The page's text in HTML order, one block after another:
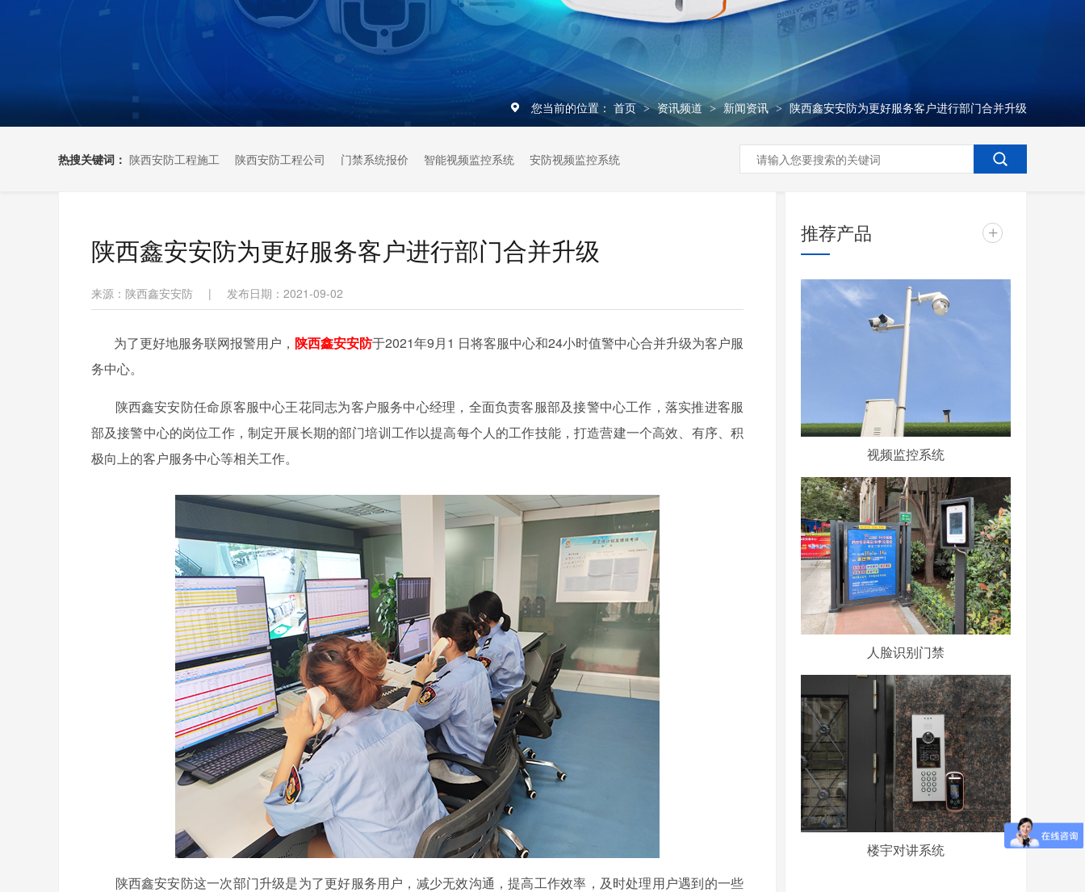
您当前的位置： 首页 > 资讯频道 > 新闻资讯 > 陕西鑫安安防为更好服务客户进行部门合并升级
热搜关键词： 陕西安防工程施工 陕西安防工程公司 门禁系统报价 智能视频监控系统 安防视频监控系统
陕西鑫安安防为更好服务客户进行部门合并升级
来源：陕西鑫安安防 | 发布日期：2021-09-02
为了更好地服务联网报警用户， 陕西鑫安安防于2021年9月1 日将客服中心和24小时值警中心合并升级为客户服
务中心。
陕西鑫安安防任命原客服中心王花同志为客户服务中心经理，全面负责客服部及接警中心工作，落实推进客服
部及接警中心的岗位工作，制定开展长期的部门培训工作以提高每个人的工作技能，打造营建一个高效、有序、积
极向上的客户服务中心等相关工作。
陕西鑫安安防这一次部门升级是为了更好服务用户，减少无效沟通，提高工作效率，及时处理用户遇到的一些
推荐产品 +
视频监控系统
人脸识别门禁
楼宇对讲系统